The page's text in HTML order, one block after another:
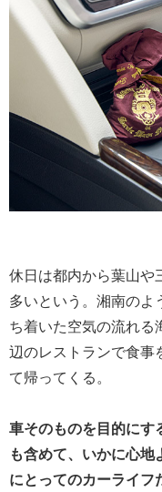
休日は都内から葉山や
多いという。湘南のよ
ち着いた空気の流れる
辺のレストランで食事
て帰ってくる。
車そのものを目的にす
も含めて、いかに心
にとってのカーライフ